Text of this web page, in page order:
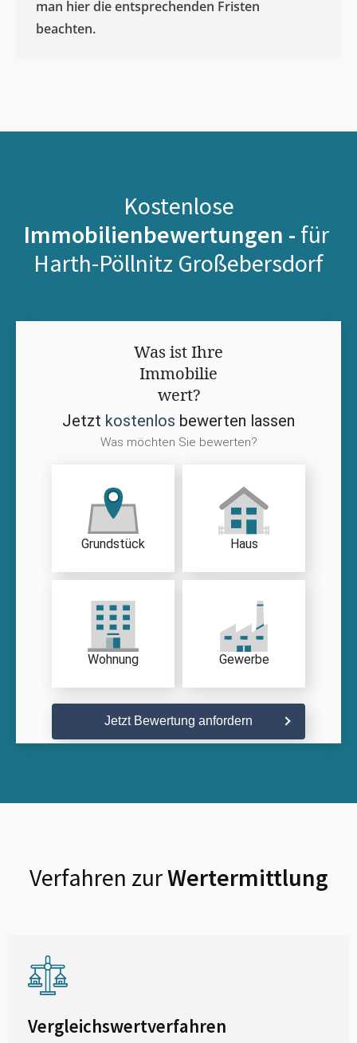
man hier die entsprechenden Fristen
beachten.
Kostenlose
Immobilienbewertungen - für
Harth-Pöllnitz Großebersdorf
Was ist Ihre
Immobilie
wert?
Jetzt kostenlos bewerten lassen
Was möchten Sie bewerten?
Grundstück Haus
Wohnung Gewerbe
Jetzt Bewertung anfordern
Verfahren zurWertermittlung
Vergleichswertverfahren